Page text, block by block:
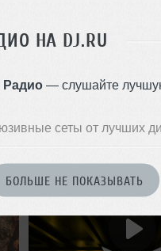
НА DJ.RU
Радио — слушайте
сеты от лучших
БОЛЬШЕ НЕ ПОКАЗЫВАТЬ
13 New!